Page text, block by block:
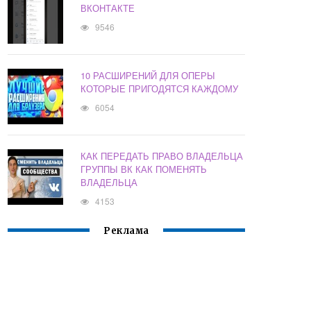
ВКОНТАКТЕ
9546
10 РАСШИРЕНИЙ ДЛЯ ОПЕРЫ
КОТОРЫЕ ПРИГОДЯТСЯ КАЖДОМУ
6054
КАК ПЕРЕДАТЬ ПРАВО ВЛАДЕЛЬЦА
ГРУППЫ ВК КАК ПОМЕНЯТЬ
ВЛАДЕЛЬЦА
4153
Реклама